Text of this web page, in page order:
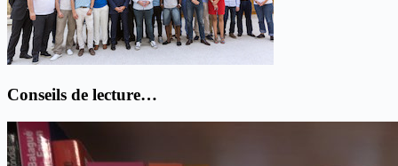
Conseils de lecture…